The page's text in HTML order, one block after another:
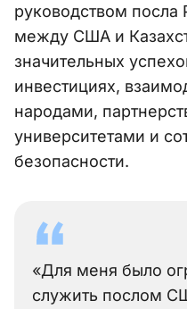
руководством
между США и
значительных
инвестициях,
народами,
университетами и
безопасности.
«Для меня было
служить послом